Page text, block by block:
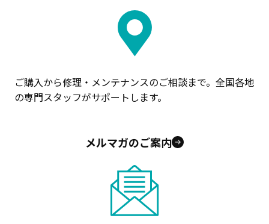
ご購入から修理・メンテナンスのご相談まで。全国各地
の専門スタッフがサポートします。
メルマガのご案内